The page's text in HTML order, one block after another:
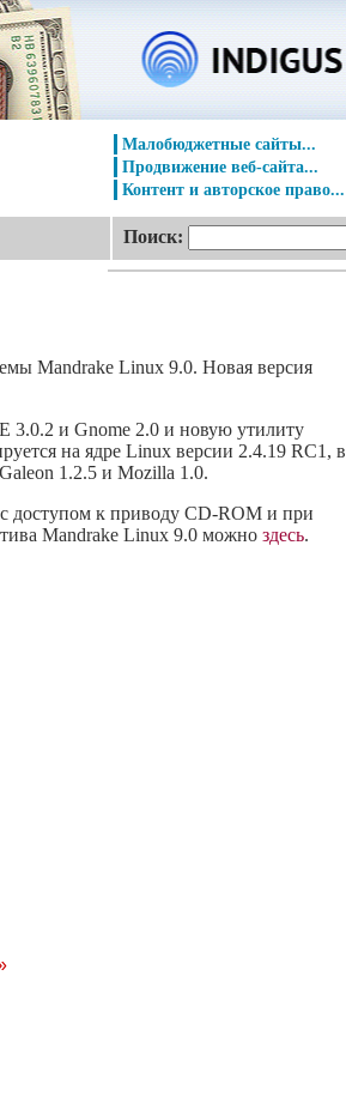
Малобюджетные сайты...
Продвижение веб-сайта...
Контент и авторское право...
Поиск:
Mandrake Linux 9.0. Новая версия
3.0.2 и Gnome 2.0 и новую утилиту
на ядре Linux версии 2.4.19 RC1, в
1.2.5 и Mozilla 1.0.
доступом к приводу CD-ROM и при
Mandrake Linux 9.0 можно здесь.